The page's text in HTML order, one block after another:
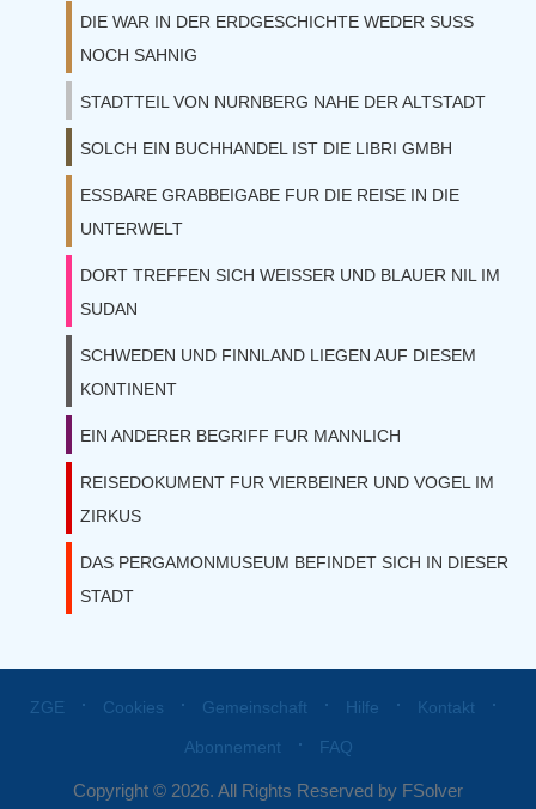
DIE WAR IN DER ERDGESCHICHTE WEDER SUSS
NOCH SAHNIG
STADTTEIL VON NURNBERG NAHE DER ALTSTADT
SOLCH EIN BUCHHANDEL IST DIE LIBRI GMBH
ESSBARE GRABBEIGABE FUR DIE REISE IN DIE
UNTERWELT
DORT TREFFEN SICH WEISSER UND BLAUER NIL IM
SUDAN
SCHWEDEN UND FINNLAND LIEGEN AUF DIESEM
KONTINENT
EIN ANDERER BEGRIFF FUR MANNLICH
REISEDOKUMENT FUR VIERBEINER UND VOGEL IM
ZIRKUS
DAS PERGAMONMUSEUM BEFINDET SICH IN DIESER
STADT
ZGE ⋅ Cookies ⋅ Gemeinschaft ⋅ Hilfe ⋅ Kontakt ⋅
Abonnement ⋅ FAQ
Copyright © 2026. All Rights Reserved by FSolver